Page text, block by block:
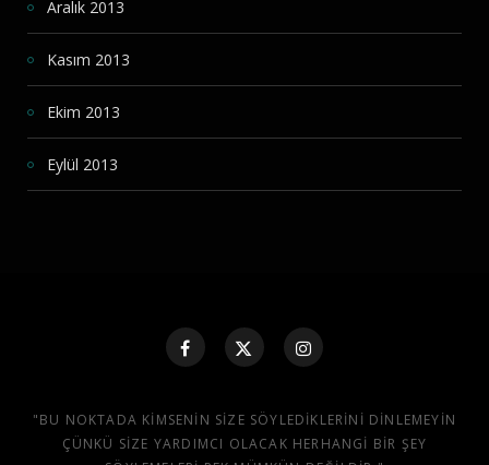
Aralık 2013
Kasım 2013
Ekim 2013
Eylül 2013
"BU NOKTADA KIMSENIN SIZE SÖYLEDIKLERINI DINLEMEYIN
ÇÜNKÜ SIZE YARDIMCI OLACAK HERHANGI BIR ŞEY